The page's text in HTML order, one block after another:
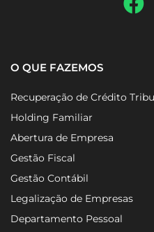
O QUE FAZEMOS
Recuperação de Crédito
Holding Familiar
Abertura de Empresa
Gestão Fiscal
Gestão Contábil
Legalização de Empresas
Departamento Pessoal